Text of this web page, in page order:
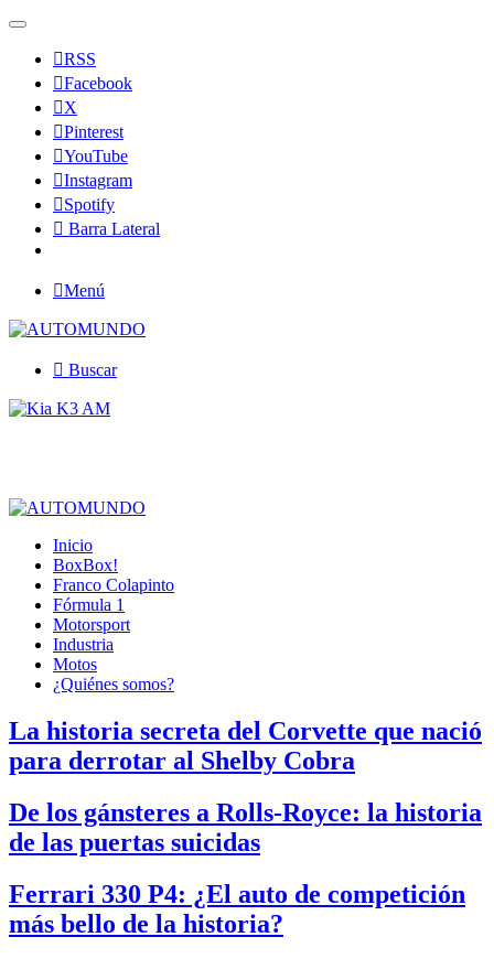
RSS
Facebook
X
Pinterest
YouTube
Instagram
Spotify
Barra Lateral
Menú
Buscar
Inicio
BoxBox!
Franco Colapinto
Fórmula 1
Motorsport
Industria
Motos
¿Quiénes somos?
La historia secreta del Corvette que nació
para derrotar al Shelby Cobra
De los gánsteres a Rolls-Royce: la historia
de las puertas suicidas
Ferrari 330 P4: ¿El auto de competición
más bello de la historia?